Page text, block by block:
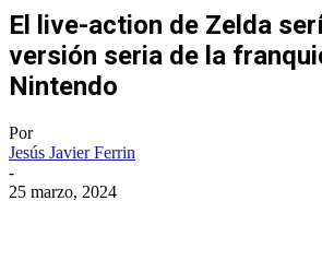
El live-action de Zelda
versión seria de la
Nintendo
Por
Jesús Javier Ferrin
-
25 marzo, 2024